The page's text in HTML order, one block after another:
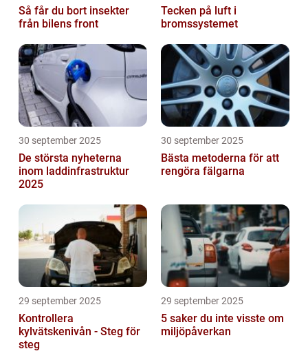
Så får du bort insekter
från bilens front
Tecken på luft i
bromssystemet
30 september 2025
De största nyheterna
inom laddinfrastruktur
2025
30 september 2025
Bästa metoderna för att
rengöra fälgarna
29 september 2025
Kontrollera
kylvätskenivån - Steg för
steg
29 september 2025
5 saker du inte visste om
miljöpåverkan